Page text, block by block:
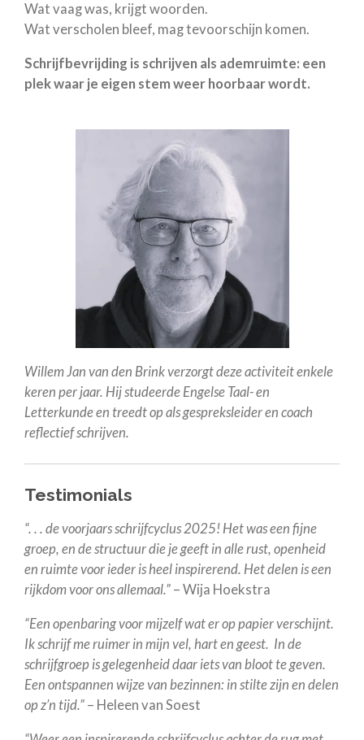
Wat vaag was, krijgt woorden.
Wat verscholen bleef, mag tevoorschijn komen.
Schrijfbevrijding is schrijven als ademruimte: een
plek waar je eigen stem weer hoorbaar wordt.
Willem Jan van den Brink verzorgt deze activiteit enkele
keren per jaar. Hij studeerde Engelse Taal- en
Letterkunde en treedt op als gespreksleider en coach
reflectief schrijven.
Testimonials
“. . . de voorjaars schrijfcyclus 2025! Het was een fijne
groep, en de structuur die je geeft in alle rust, openheid
en ruimte voor ieder is heel inspirerend. Het delen is een
rijkdom voor ons allemaal.” – Wija Hoekstra
“Een openbaring voor mijzelf wat er op papier verschijnt.
Ik schrijf me ruimer in mijn vel, hart en geest. In de
schrijfgroep is gelegenheid daar iets van bloot te geven.
Een ontspannen wijze van bezinnen: in stilte zijn en delen
op z’n tijd.” – Heleen van Soest